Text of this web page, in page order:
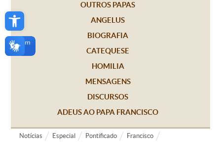
Open toolbar
OUTROS PAPAS
ANGELUS
BIOGRAFIA
CATEQUESE
HOMILIA
MENSAGENS
DISCURSOS
ADEUS AO PAPA FRANCISCO
Notícias Especial Pontificado Francisco